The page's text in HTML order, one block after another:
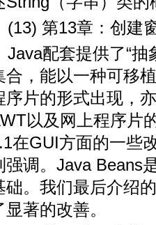
(13) 第13章：创建
Java配套提供了“
合，能以一种可移
序片的形式出现，
以及网上程序片
在GUI方面的一些
强调。Java Beans
础。我们最后介绍
显著的改善。